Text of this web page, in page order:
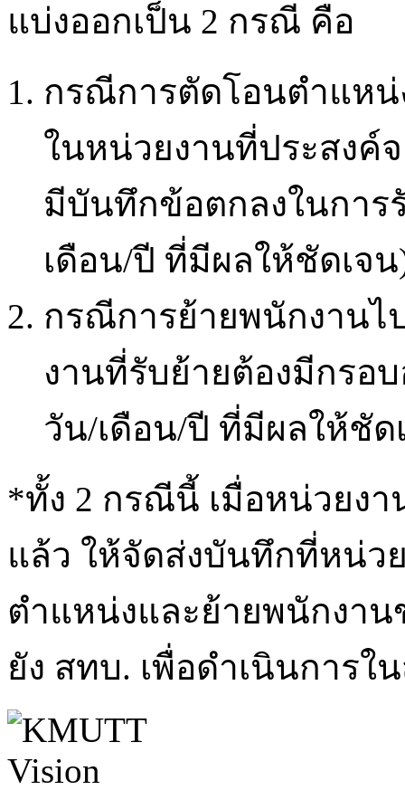
แบ่งออกเป็น 2 กรณี คือ
กรณีการตัดโอนตำแหน่
ในหน่วยงานที่ประสงค์
มีบันทึกข้อตกลงในการ
เดือน/ปี ที่มีผลให้ชัดเจ
กรณีการย้ายพนักงานไ
งานที่รับย้ายต้องมีกรอ
วัน/เดือน/ปี ที่มีผลให้ชัด
*ทั้ง 2 กรณีนี้ เมื่อหน่วยง
แล้ว ให้จัดส่งบันทึกที่หน่ว
ตำแหน่งและย้ายพนักงาน
ยัง สทบ. เพื่อดำเนินการใ